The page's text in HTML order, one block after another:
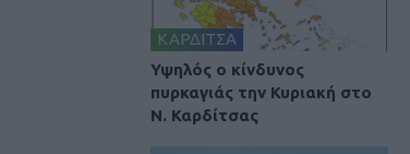
ΚΑΡΔΙΤΣΑ
Υψηλός ο κίνδυνος
πυρκαγιάς την Κυριακή στο
Ν. Καρδίτσας